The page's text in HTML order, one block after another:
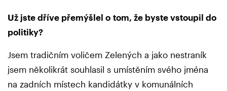
Už jste dříve přemýšlel o tom, že byste vstoupil do
politiky?
Jsem tradičním voličem Zelených a jako nestraník
jsem několikrát souhlasil s umístěním svého jména
na zadních místech kandidátky v komunálních